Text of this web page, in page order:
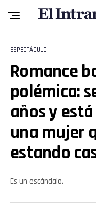
ESPECTÁCULO
Romance
polémica:
años y
una mujer
estando
Es un escándalo.
Email